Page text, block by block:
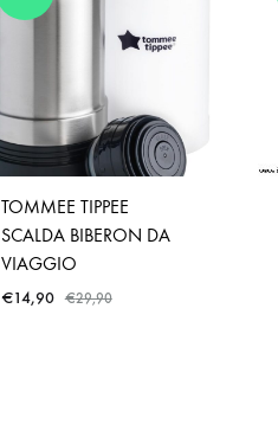
TOMMEE TIPPEE
SCALDA BIBERON DA
VIAGGIO
€14,90 €29,90